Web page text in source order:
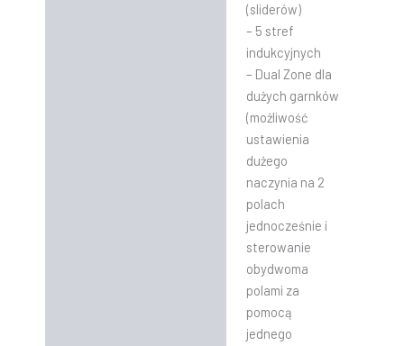
(sliderów)
– 5 stref
indukcyjnych
– Dual Zone dla
dużych garnków
(możliwość
ustawienia
dużego
naczynia na 2
polach
jednocześnie i
sterowanie
obydwoma
polami za
pomocą
jednego